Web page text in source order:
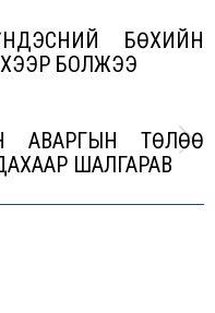
БӨХИЙН
БОЛЖЭЭ
АВАРГЫН ТӨЛӨӨ
ШАЛГАРАВ